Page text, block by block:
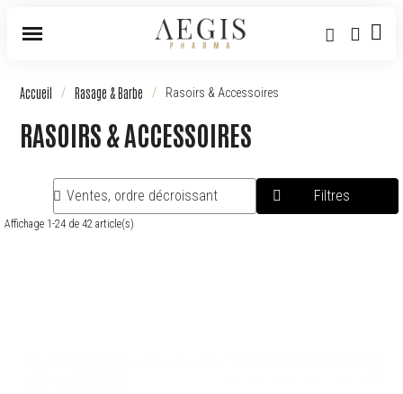
Accueil Rasage & Barbe Rasoirs & Accessoires
RASOIRS & ACCESSOIRES
Filtres
Affichage 1-24 de 42 article(s)